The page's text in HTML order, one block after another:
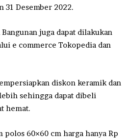
31 Desember 2022.
juga dapat dilakukan
e commerce Tokopedia dan
diskon keramik dan
sehingga dapat dibeli
hemat.
polos 60×60 cm harga hanya Rp